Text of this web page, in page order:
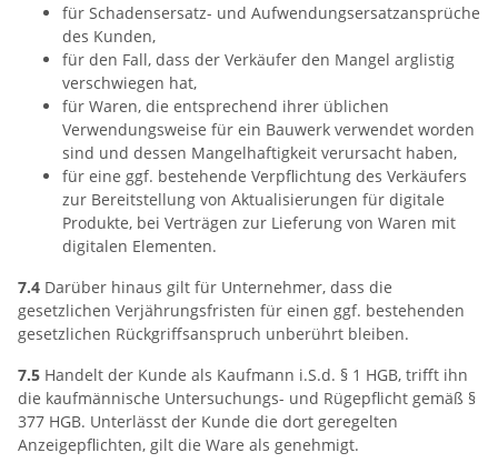
für Schadensersatz- und Aufwendungsersatzansprüche
des Kunden,
für den Fall, dass der Verkäufer den Mangel arglistig
verschwiegen hat,
für Waren, die entsprechend ihrer üblichen
Verwendungsweise für ein Bauwerk verwendet worden
sind und dessen Mangelhaftigkeit verursacht haben,
für eine ggf. bestehende Verpflichtung des Verkäufers
zur Bereitstellung von Aktualisierungen für digitale
Produkte, bei Verträgen zur Lieferung von Waren mit
digitalen Elementen.
7.4 Darüber hinaus gilt für Unternehmer, dass die
gesetzlichen Verjährungsfristen für einen ggf. bestehenden
gesetzlichen Rückgriffsanspruch unberührt bleiben.
7.5 Handelt der Kunde als Kaufmann i.S.d. § 1 HGB, trifft ihn
die kaufmännische Untersuchungs- und Rügepflicht gemäß §
377 HGB. Unterlässt der Kunde die dort geregelten
Anzeigepflichten, gilt die Ware als genehmigt.